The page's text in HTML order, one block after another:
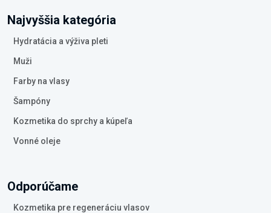
Najvyššia kategória
Hydratácia a výživa pleti
Muži
Farby na vlasy
Šampóny
Kozmetika do sprchy a kúpeľa
Vonné oleje
Odporúčame
Kozmetika pre regeneráciu vlasov